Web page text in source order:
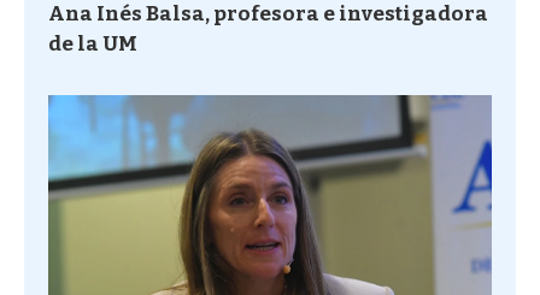
Ana Inés Balsa, profesora e investigadora
de la UM